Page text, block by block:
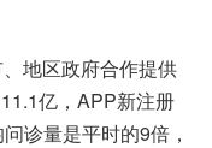
地区政府合作提供
亿，APP新注册
诊量是平时的9倍，